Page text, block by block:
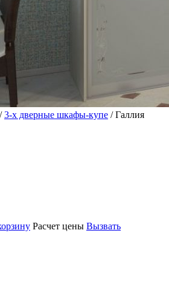
/3-х дверные шкафы-купе / Галлия
Расчет цены Вызвать